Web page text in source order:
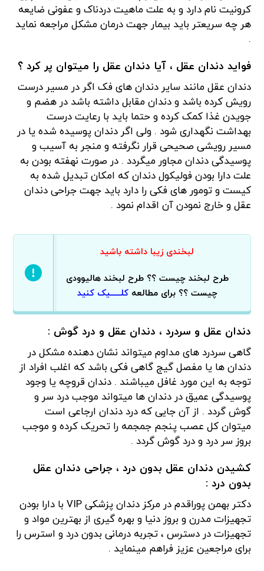
کرونیت نام دارد و به علت ماهیت دردناک و عفونی ضایعه
هر چه سریعتر باید بیمار جهت درمان مشکل مراجعه نماید
.
فواید دندان عقل ، آیا دندان عقل را میتوان پر کرد ؟
دندان عقل مانند سایر دندان های فک اگر در مسیر درست
رویش کرده باشد و دندان مقابل داشته باشد در هضم و
جویدن غذا کمک کرده و حتما باید با رعایت درست
بهداشت نگهداری شود . ولی اگر دندان پوسیده شده یا در
مسیر رویشی صحیحی قرار نگرفته و منجر به آسیب و
پوسیدگی دندان مجاور میگردد . در صورت نهفته بودن به
علت دارا بودن فولیکول دندان که امکان تبدیل شده به
کیست و تومور های فکی را دارد باید جهت جراحی دندان
عقل و خارج نمودن آن اقدام نمود .
لبخندی زیبا داشته باشید
طرح لبخند چیست ؟؟ طرح لبخند هالیوودی
چیست ؟؟ برای مطالعهکلــــــیک کنید
دندان عقل و سردرد ، دندان عقل و درد گوش :
گاهی سردرد های مداوم میتواند نشان دهنده مشکل در
دندان ها یا مفصل گیج گاهی فکی باشد که اغلب افراد از
توجه به این مورد غافل میباشند . دندان قروچه یا وجود
پوسیدگی عمیق در دندان ها میتواند موجب درد سر و
گوش گردد . از آن جایی که درد دندان ارجاعی است
میتوان کل عصب پنجم جمجمه را تحریک کرده و موجب
بروز سر درد و درد گوش گردد .
کشیدن دندان عقل بدون درد ، جراحی دندان عقل
بدون درد :
دکتر بهمن پوراقدم در مرکز دندان پزشکی VIP با دارا بودن
تجهیزات مدرن و بروز دنیا و بهره گیری از بهترین مواد و
تجهیزات در دسترس ، تجربه درمانی بدون درد و استرس را
برای مراجعین عزیز فراهم مینماید .